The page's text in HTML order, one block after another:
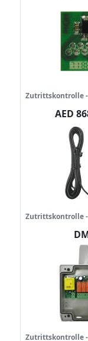
Zutrittskontrolle
AED
Zutrittskontrolle
Zutrittskontrolle